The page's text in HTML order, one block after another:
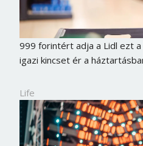
999 forintért adja a Lidl ezt
igazi kincset ér a
Life